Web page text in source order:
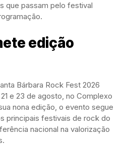
que passam pelo festival
edição
Bárbara Rock Fest 2026
e 23 de agosto, no Complexo
nona edição, o evento segue
principais festivais de rock do
nacional na valorização